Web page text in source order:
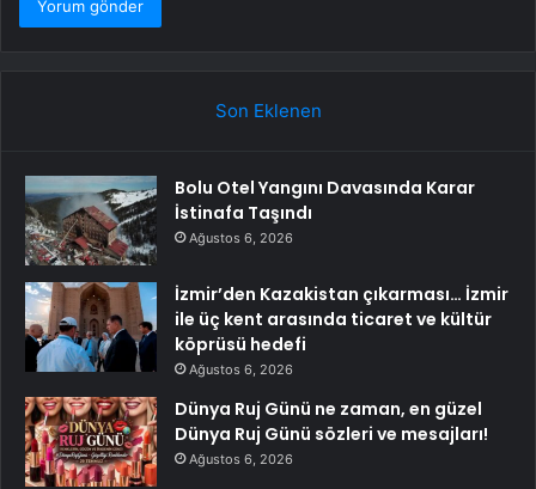
Son Eklenen
Bolu Otel Yangını Davasında Karar
İstinafa Taşındı
Ağustos 6, 2026
İzmir’den Kazakistan çıkarması… İzmir
ile üç kent arasında ticaret ve kültür
köprüsü hedefi
Ağustos 6, 2026
Dünya Ruj Günü ne zaman, en güzel
Dünya Ruj Günü sözleri ve mesajları!
Ağustos 6, 2026